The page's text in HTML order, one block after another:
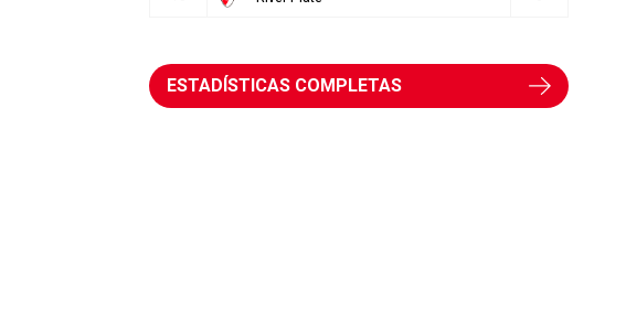
ESTADÍSTICAS COMPLETAS